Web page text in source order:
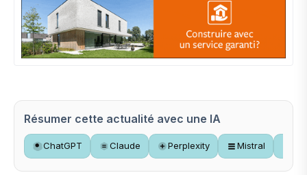
Résumer cette actualité avec une IA
ChatGPT Claude Perplexity Mistral